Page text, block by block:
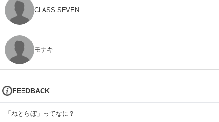
CLASS SEVEN
モナキ
FEEDBACK
「ねとらぼ」ってなに？